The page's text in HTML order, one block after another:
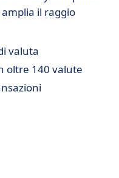
il raggio
valuta
oltre 140 valute